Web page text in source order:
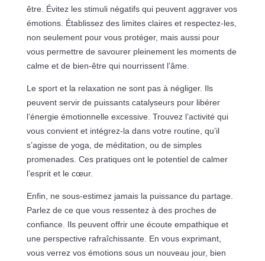
être. Évitez les stimuli négatifs qui peuvent aggraver vos
émotions. Établissez des limites claires et respectez-les,
non seulement pour vous protéger, mais aussi pour
vous permettre de savourer pleinement les moments de
calme et de bien-être qui nourrissent l’âme.
Le sport et la relaxation ne sont pas à négliger. Ils
peuvent servir de puissants catalyseurs pour libérer
l’énergie émotionnelle excessive. Trouvez l’activité qui
vous convient et intégrez-la dans votre routine, qu’il
s’agisse de yoga, de méditation, ou de simples
promenades. Ces pratiques ont le potentiel de calmer
l’esprit et le cœur.
Enfin, ne sous-estimez jamais la puissance du partage.
Parlez de ce que vous ressentez à des proches de
confiance. Ils peuvent offrir une écoute empathique et
une perspective rafraîchissante. En vous exprimant,
vous verrez vos émotions sous un nouveau jour, bien